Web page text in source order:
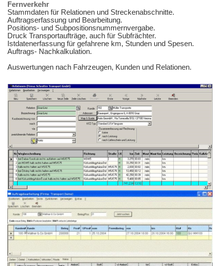
Fernverkehr
Stammdaten für Relationen und Streckenabschnitte.
Auftragserfassung und Bearbeitung.
Positions- und Subpositionsnummernvergabe.
Druck Transportaufträge, auch für Subfrächter.
Istdatenerfassung für gefahrene km, Stunden und Spesen.
Auftrags- Nachkalkulation.
Auswertungen nach Fahrzeugen, Kunden und Relationen.